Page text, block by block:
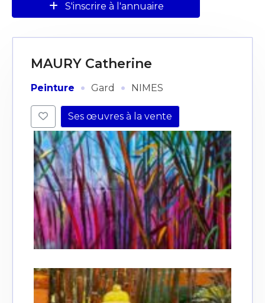
S'inscrire à l'annuaire
MAURY Catherine
Peinture · Gard · NIMES
Ses œuvres à la vente